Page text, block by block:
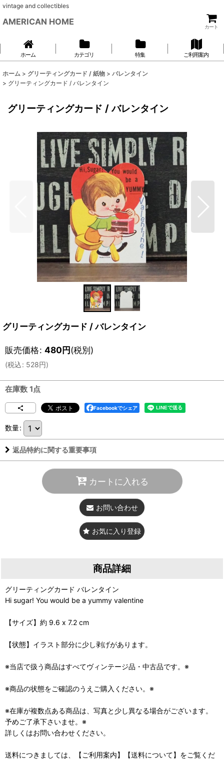
vintage and collectibles
AMERICAN HOME
カート
ホーム カテゴリ 特集 ご利用案内
ホーム > グリーティングカード / 紙物 > バレンタイン
> グリーティングカード / バレンタイン
グリーティングカード / バレンタイン
グリーティングカード / バレンタイン
販売価格: 480円(税別)
(税込: 528円)
在庫数 1点
Facebookでシェア
数量:
返品特約に関する重要事項
カートに入れる
お問い合わせ
お気に入り登録
商品詳細
グリーティングカード バレンタイン
Hi sugar! You would be a yummy valentine
【サイズ】約 9.6 x 7.2 cm
【状態】イラスト部分に少し剥げがあります。
※当店で扱う商品はすべてヴィンテージ品・中古品です。※
※商品の状態をご確認のうえご購入ください。※
※在庫が複数点ある商品は、写真と少し異なる場合がございます。
予めご了承下さいませ。※
詳しくはお問い合わせください。
送料につきましては、【ご利用案内】【送料について】をご覧くだ